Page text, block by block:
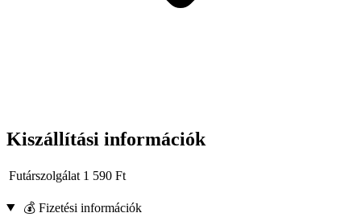
Kiszállítási információk
Futárszolgálat 1 590 Ft
💰 Fizetési információk